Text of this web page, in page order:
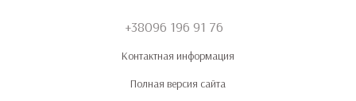
+38096 196 91 76
Контактная информация
Полная версия сайта